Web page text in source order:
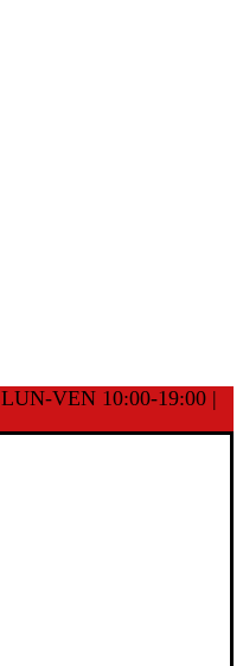
LUN-VEN 10:00-19:00 |